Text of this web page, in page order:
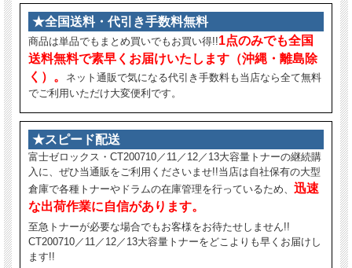
★全国送料・代引き手数料無料
商品は単品でもまとめ買いでもお買い得!!1点のみでも全国
送料無料で素早くお届けいたします（沖縄・離島除
く）。
ネット通販で気になる代引き手数料も当店なら全て無料
でご利用いただけ大変便利です。
★スピード配送
富士ゼロックス・CT200710／11／12／13大容量トナーの継続購
入に、ぜひ当通販をご利用くださいませ!!当店は自社保有の大型
倉庫で各種トナーやドラムの在庫管理を行っているため、 迅速
な出荷作業に自信があります。
至急トナーが必要な場合でもお客様をお待たせしません!!
CT200710／11／12／13大容量トナーをどこよりも早くお届けし
ます!!